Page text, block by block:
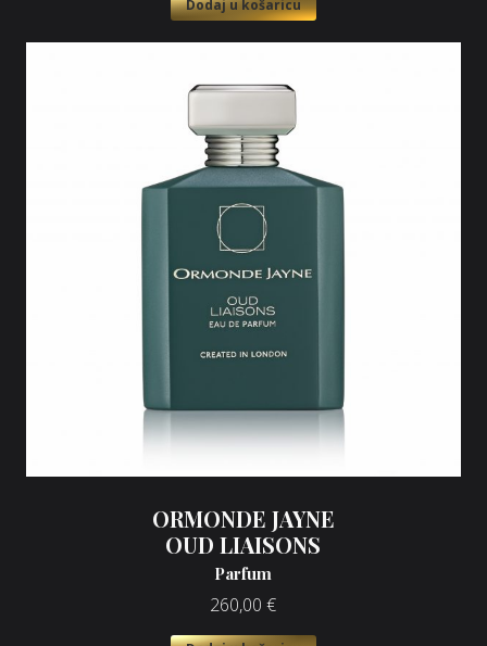
Dodaj u košaricu
ORMONDE JAYNE
OUD LIAISONS
Parfum
260,00 €